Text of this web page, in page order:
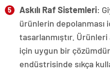
Askılı Raf Sistemleri:
ürünlerin depolanması
tasarlanmıştır.
için uygun bir
endüstrisinde sıkça